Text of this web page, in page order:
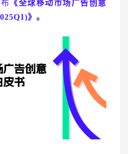
《全球移动市场广告创意
》。